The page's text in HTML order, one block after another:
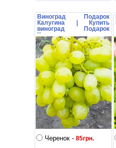
Виноград Подарок
Калугина | Купить
виноград Подарок
Калугина
Черенок - 85грн.